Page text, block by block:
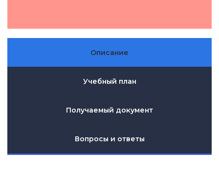
Описание
Учебный план
Получаемый документ
Вопросы и ответы